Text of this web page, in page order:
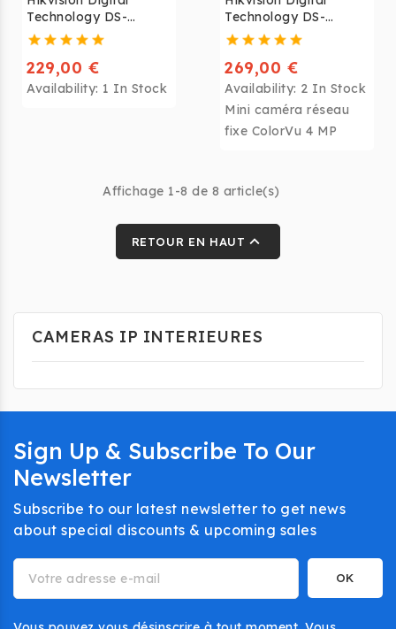
Technology DS-
2CD2643G0-IZS
229,00 €
Availability: 1 In Stock
Technology DS-
2CD2047G1-L
269,00 €
Availability: 2 In Stock
Mini caméra réseau
fixe ColorVu 4 MP
Affichage 1-8 de 8 article(s)
RETOUR EN HAUT 
CAMERAS IP INTERIEURES
Sign Up & Subscribe To Our
Newsletter
Subscribe to our latest newsletter to get news
about special discounts & upcoming sales